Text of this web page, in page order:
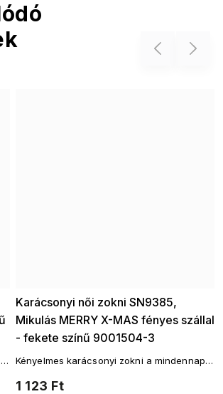
Previous
Karácsonyi női zokni SN9385,
Mikulás MERRY X-MAS fényes szállal
- fekete színű 9001504-3
1 123 Ft
Kényelmes karácsonyi zokni a mindennapi
Next